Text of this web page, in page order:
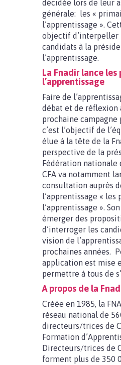
décidée lors de leur
générale: les «
l’apprentissage ».
objectif d’interpeller
candidats à la
l’apprentissage.
La Fnadir lance les
l’apprentissage
Faire de
débat et de réflexion
prochaine
c’est l’objectif de
élue à la tête de la
perspective de la
Fédération nationale
CFA va notamment
consultation auprès
l’apprentissage « les
l’apprentissage ».
émerger des
d’interroger les
vision de
prochaines années.
application est mise
permettre à tous de
A propos de la
Créée en 1985, la
réseau national de
directeurs/trices de
Formation
Directeurs/trices de
forment plus de 350